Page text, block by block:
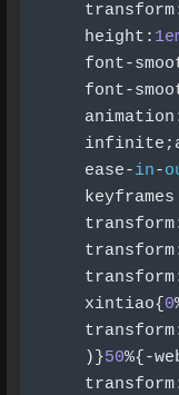
transform
height :
font-
font-
animation
infinite ;
ease-in-
transform
transform
transform
xintiao{ 0
transform
)}50%{-
transform